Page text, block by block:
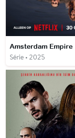
Amsterdam Empire
Série • 2025